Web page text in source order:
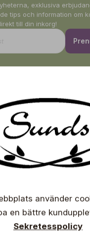
exklusiva
tips och information om
till din inkorg!
använder
en bättre
Sekretesspolicy